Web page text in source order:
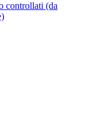
controllati (da